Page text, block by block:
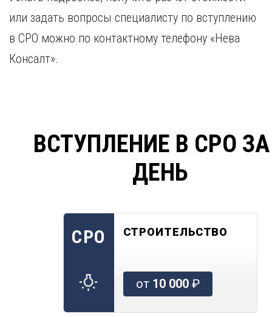
или задать вопросы специалисту по вступлению
в СРО можно по контактному телефону «Нева
Консалт».
ВСТУПЛЕНИЕ В СРО
ДЕНЬ
СРО СТРОИТЕЛЬСТВО
от 10 000₽